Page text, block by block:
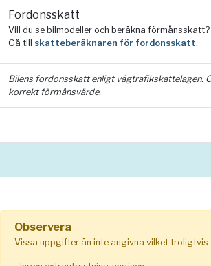
Fordonsskatt
Vill du se bilmodeller och beräkna förmånsskatt?
Gå till skatteberäknaren för fordonsskatt.
Bilens fordonsskatt enligt vägtrafikskattelagen.
korrekt förmånsvärde.
Observera
Vissa uppgifter än inte angivna vilket